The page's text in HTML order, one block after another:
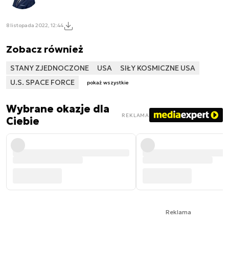
8 listopada 2022, 12:44
Zobacz również
STANY ZJEDNOCZONE USA
SIŁY KOSMICZNE USA
U.S. SPACE FORCE
pokaż wszystkie
Wybrane okazje dla
Ciebie
REKLAMA
Reklama